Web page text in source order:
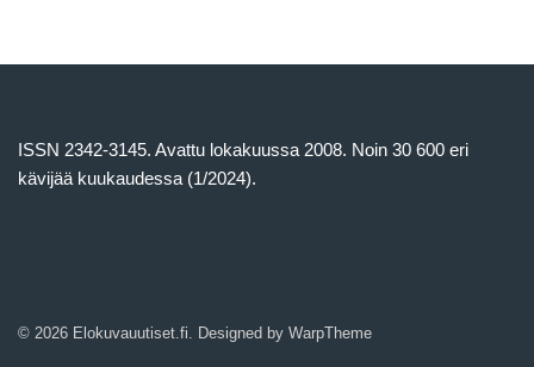
ISSN 2342-3145. Avattu lokakuussa 2008. Noin 30 600 eri
kävijää kuukaudessa (1/2024).
© 2026 Elokuvauutiset.fi. Designed by WarpTheme